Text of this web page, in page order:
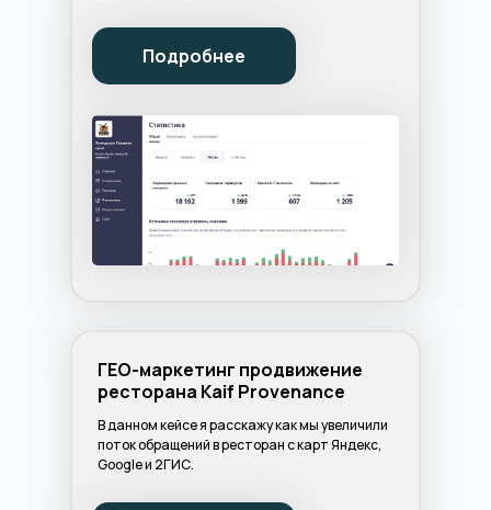
Подробнее
В данном кейсе я расскажу как мы увеличили
поток обращений в ресторан с карт Яндекс,
Google и 2ГИС.
ГЕО-маркетинг продвижение
ресторана Kaif Provenance